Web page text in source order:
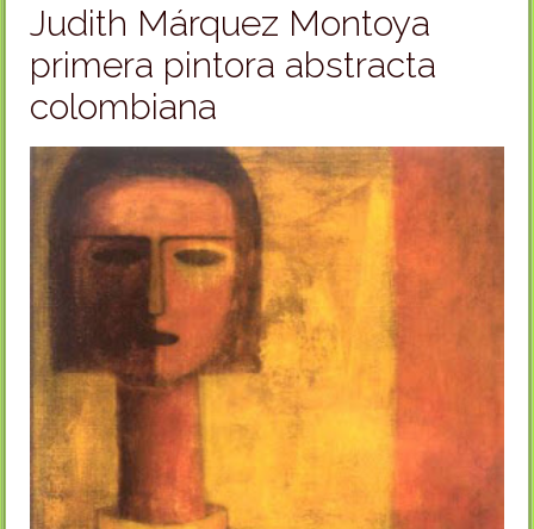
Judith Márquez Montoya
primera pintora abstracta
colombiana